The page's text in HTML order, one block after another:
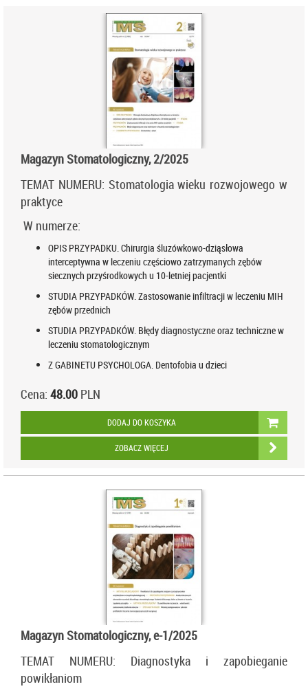
Magazyn Stomatologiczny, 2/2025
TEMAT NUMERU: Stomatologia wieku rozwojowego w
praktyce
W numerze:
OPIS PRZYPADKU. Chirurgia śluzówkowo-dziąsłowa
interceptywna w leczeniu częściowo zatrzymanych zębów
siecznych przyśrodkowych u 10-letniej pacjentki
STUDIA PRZYPADKÓW. Zastosowanie infiltracji w leczeniu MIH
zębów przednich
STUDIA PRZYPADKÓW. Błędy diagnostyczne oraz techniczne w
leczeniu stomatologicznym
Z GABINETU PSYCHOLOGA. Dentofobia u dzieci
Cena: 48.00 PLN
DODAJ DO KOSZYKA
ZOBACZ WIĘCEJ
Magazyn Stomatologiczny, e-1/2025
TEMAT NUMERU: Diagnostyka i zapobieganie
powikłaniom